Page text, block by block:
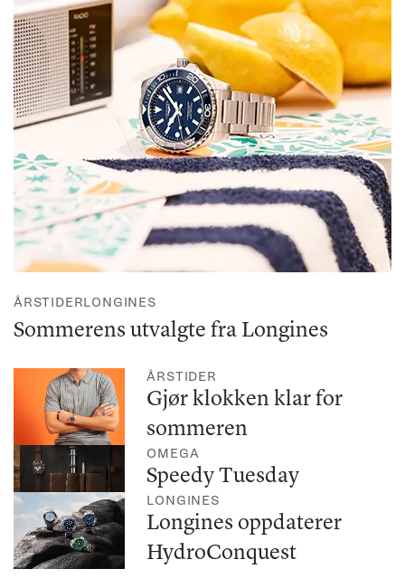
ÅRSTIDERLONGINES
Sommerens utvalgte fra Longines
ÅRSTIDER
Gjør klokken klar for
sommeren
OMEGA
Speedy Tuesday
LONGINES
Longines oppdaterer
HydroConquest